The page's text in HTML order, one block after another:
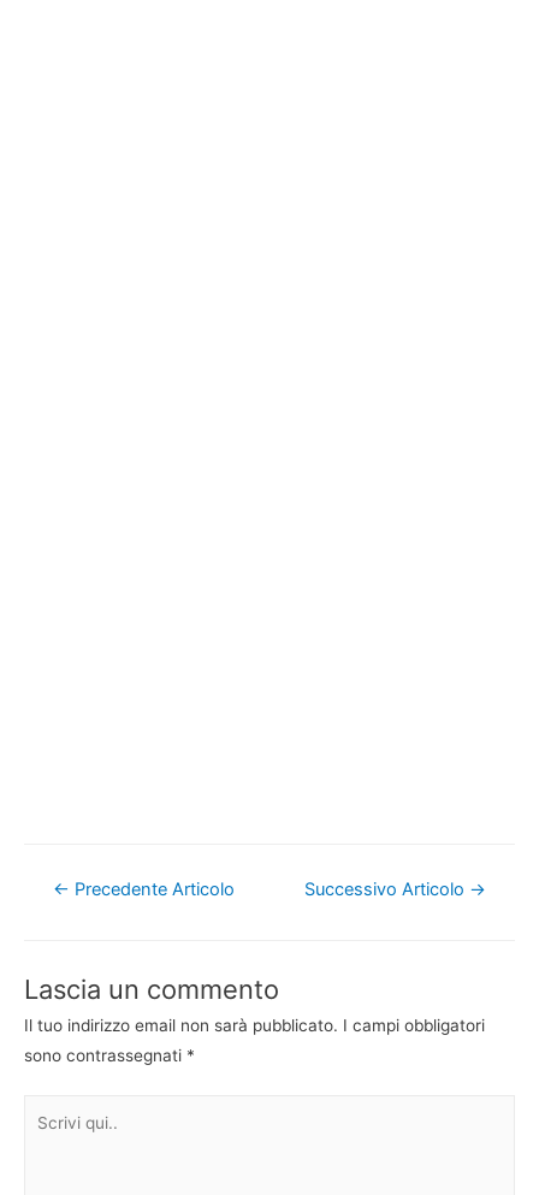
Navigazione
← Precedente Articolo Successivo Articolo →
Lascia un commento
Il tuo indirizzo email non sarà pubblicato. I campi obbligatori
sono contrassegnati *